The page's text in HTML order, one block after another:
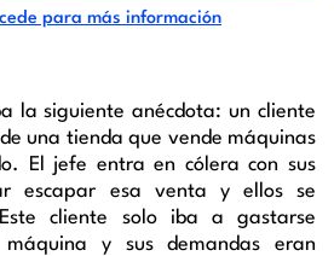
para más información
la siguiente anécdota: un cliente
una tienda que vende máquinas
El jefe entra en cólera con sus
escapar esa venta y ellos se
cliente solo iba a gastarse
y sus demandas eran